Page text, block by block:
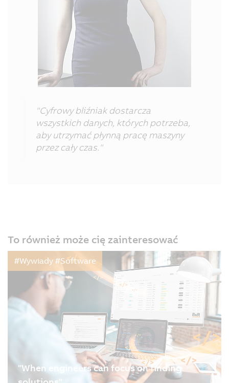
"Cyfrowy bliźniak dostarcza
wszystkich danych, których potrzeba,
aby utrzymać płynną pracę maszyny
przez cały czas."
To również może cię zainteresować
#Wywiady #Software
"When engineers can focus on finding